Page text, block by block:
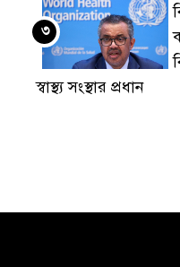
স্বাস্থ্য সংস্থার প্রধান
৩